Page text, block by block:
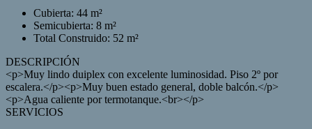
Cubierta: 44 m²
Semicubierta: 8 m²
Total Construido: 52 m²
DESCRIPCIÓN
<p>Muy lindo duiplex con excelente luminosidad. Piso 2º por
escalera.</p><p>Muy buen estado general, doble balcón.</p>
<p>Agua caliente por termotanque.<br></p>
SERVICIOS